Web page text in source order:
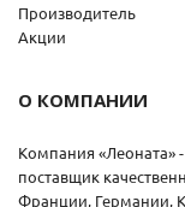
Производитель
Акции
О КОМПАНИИ
Компания «Леоната»
поставщик
Франции, Германии,